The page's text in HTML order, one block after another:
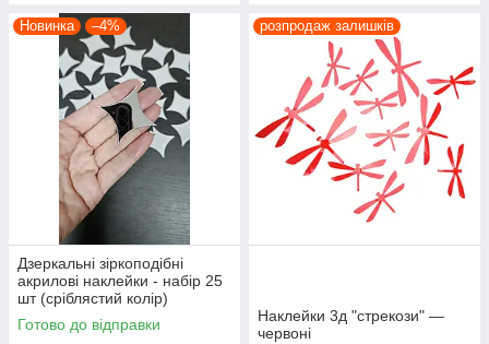
Новинка –4%
Дзеркальні зіркоподібні
акрилові наклейки - набір 25
шт (сріблястий колір)
Готово до відправки
розпродаж залишків
Наклейки 3д "стрекози" —
червоні